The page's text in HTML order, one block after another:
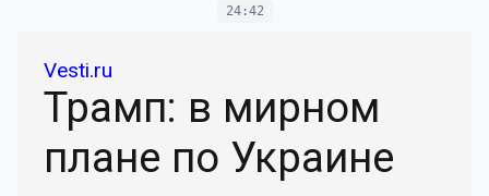
24:42
Vesti.ru
Трамп: в мирном
плане по Украине